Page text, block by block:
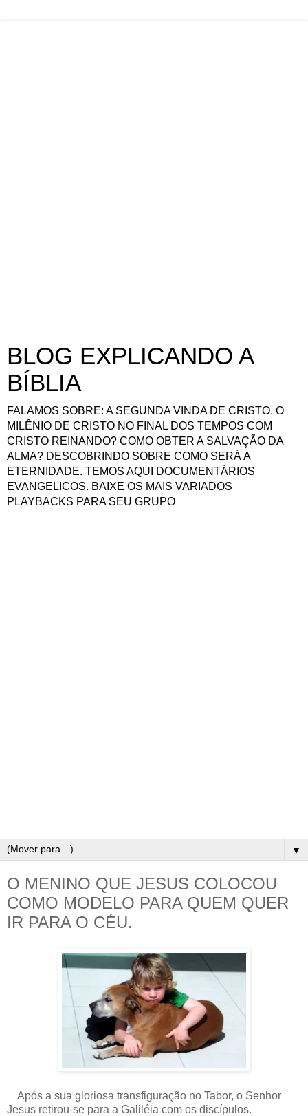
BLOG EXPLICANDO A
BÍBLIA
FALAMOS SOBRE: A SEGUNDA VINDA DE CRISTO. O
MILÊNIO DE CRISTO NO FINAL DOS TEMPOS COM
CRISTO REINANDO? COMO OBTER A SALVAÇÃO DA
ALMA? DESCOBRINDO SOBRE COMO SERÁ A
ETERNIDADE. TEMOS AQUI DOCUMENTÁRIOS
EVANGELICOS. BAIXE OS MAIS VARIADOS
PLAYBACKS PARA SEU GRUPO
▼
O MENINO QUE JESUS COLOCOU
COMO MODELO PARA QUEM QUER
IR PARA O CÉU.
Após a sua gloriosa transfiguração no Tabor, o Senhor
Jesus retirou-se para a Galiléia com os discípulos.